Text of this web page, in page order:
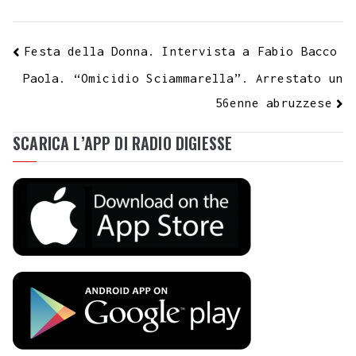
Festa della Donna. Intervista a Fabio Bacco
Paola. “Omicidio Sciammarella”. Arrestato un
56enne abruzzese
SCARICA L’APP DI RADIO DIGIESSE